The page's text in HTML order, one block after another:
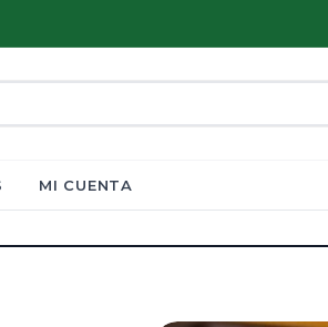
MI CUENTA